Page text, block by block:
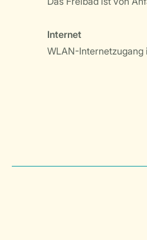
Internet
WLAN-Internetzugang